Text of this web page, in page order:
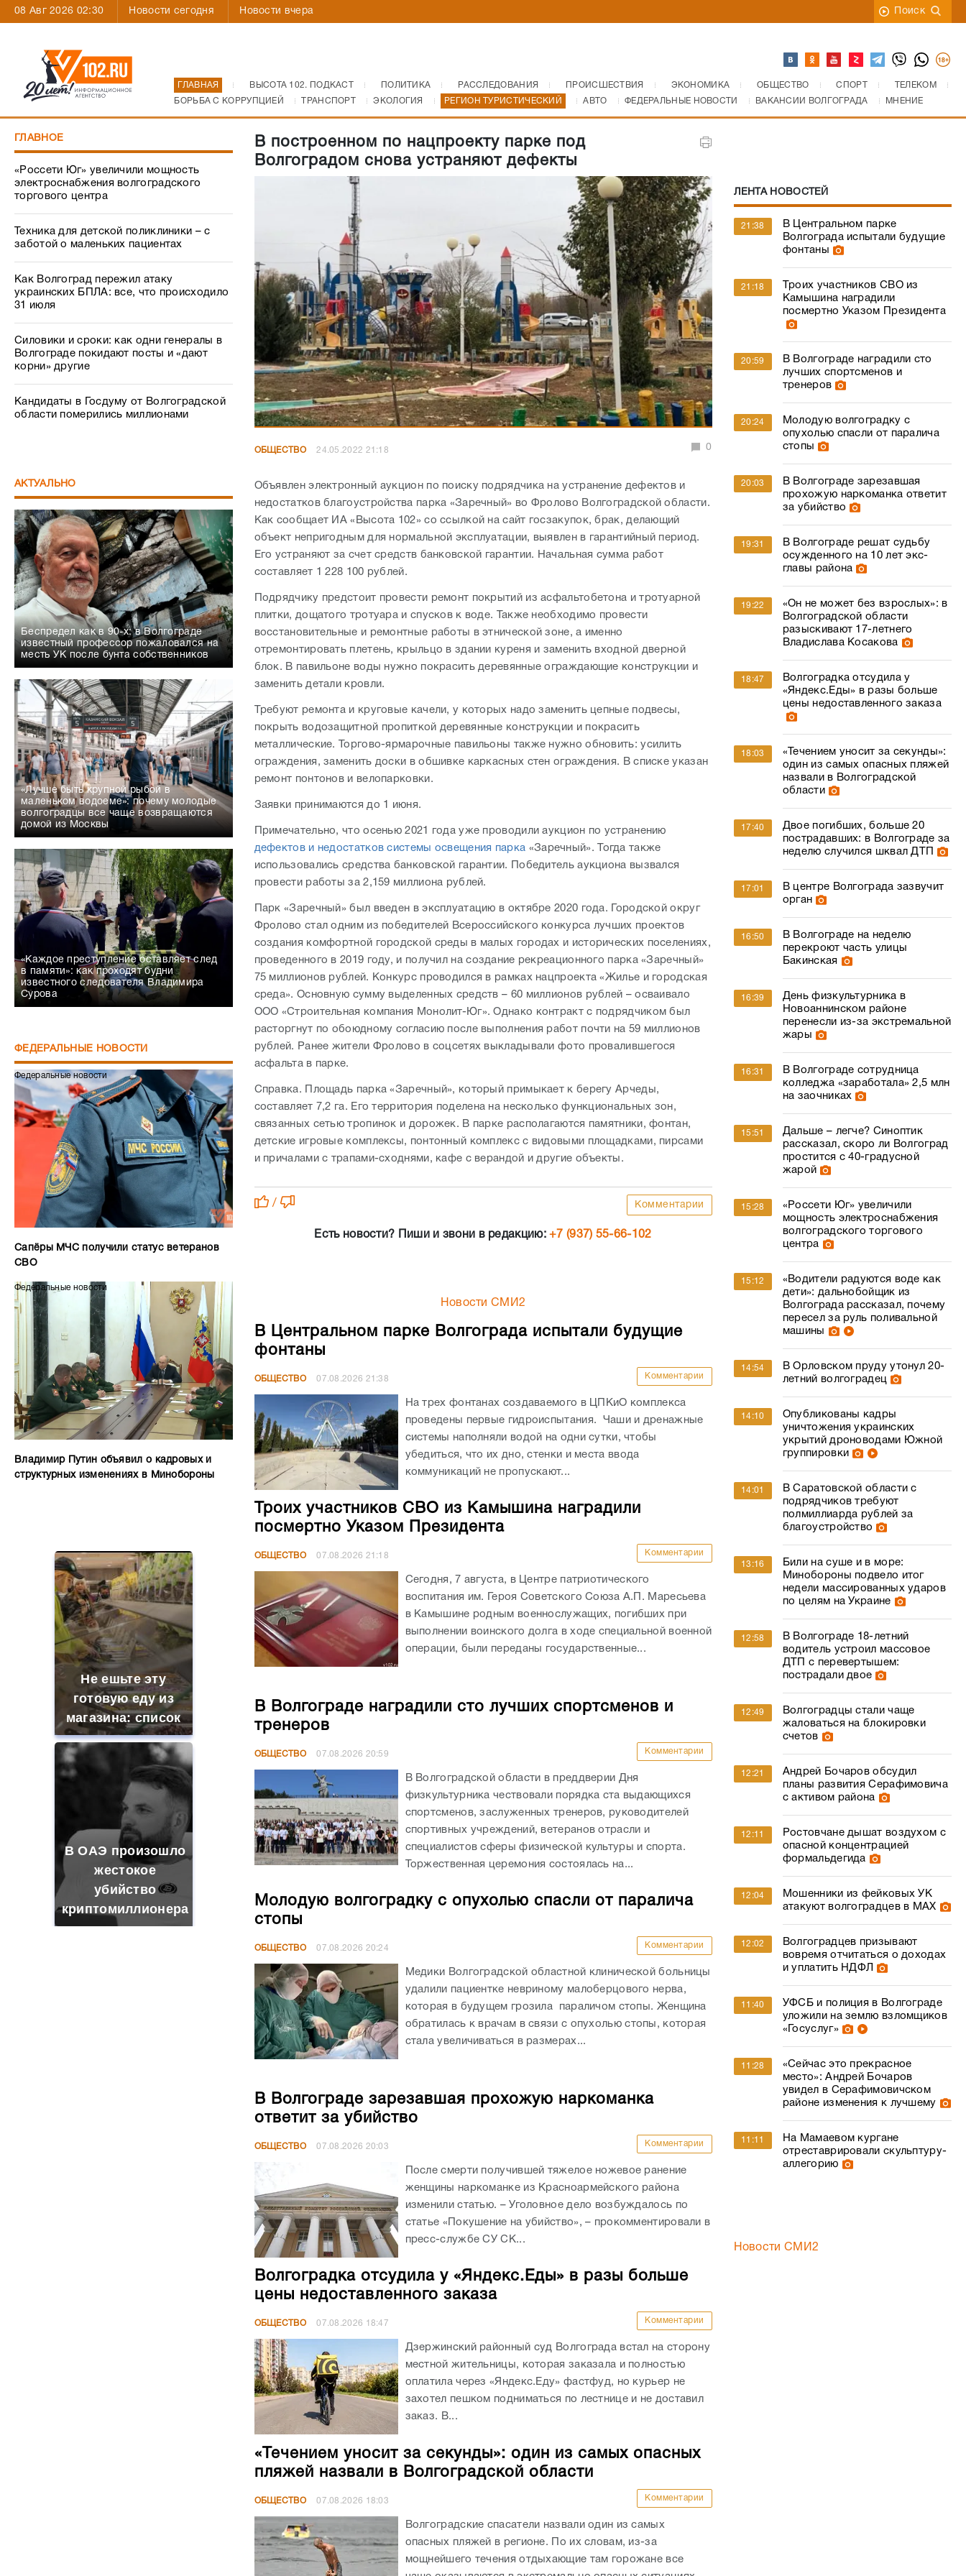
08 Авг 2026 02:30 Новости сегодня Новости вчера Поиск
ГЛАВНАЯ ВЫСОТА 102. ПОДКАСТ ПОЛИТИКА РАССЛЕДОВАНИЯ ПРОИСШЕСТВИЯ ЭКОНОМИКА ОБЩЕСТВО СПОРТ
ТЕЛЕКОМ
БОРЬБА С КОРРУПЦИЕЙ
ТРАНСПОРТ ЭКОЛОГИЯ РЕГИОН ТУРИСТИЧЕСКИЙ АВТО ФЕДЕРАЛЬНЫЕ НОВОСТИ ВАКАНСИИ ВОЛГОГРАДА МНЕНИЕ
ГЛАВНОЕ
«Россети Юг» увеличили мощность
электроснабжения волгоградского
торгового центра
Техника для детской поликлиники – с
заботой о маленьких пациентах
Как Волгоград пережил атаку
украинских БПЛА: все, что происходило
31 июля
Силовики и сроки: как одни генералы в
Волгограде покидают посты и «дают
корни» другие
Кандидаты в Госдуму от Волгоградской
области померились миллионами
АКТУАЛЬНО
Беспредел как в 90-х: в Волгограде
известный профессор пожаловался на
месть УК после бунта собственников
«Лучше быть крупной рыбой в
маленьком водоеме»: почему молодые
волгоградцы все чаще возвращаются
домой из Москвы
«Каждое преступление оставляет след
в памяти»: как проходят будни
известного следователя Владимира
Сурова
ФЕДЕРАЛЬНЫЕ НОВОСТИ
Федеральные новости
Сапёры МЧС получили статус ветеранов
СВО
Федеральные новости
Владимир Путин объявил о кадровых и
структурных изменениях в Минобороны
Не ешьте эту
готовую еду из
магазина: список
В ОАЭ произошло
жестокое
убийство
криптомиллионера
В построенном по нацпроекту парке под
Волгоградом снова устраняют дефекты
ОБЩЕСТВО 24.05.2022 21:18 0
Объявлен электронный аукцион по поиску подрядчика на устранение дефектов и
недостатков благоустройства парка «Заречный» во Фролово Волгоградской области.
Как сообщает ИА «Высота 102» со ссылкой на сайт госзакупок, брак, делающий
объект непригодным для нормальной эксплуатации, выявлен в гарантийный период.
Его устраняют за счет средств банковской гарантии. Начальная сумма работ
составляет 1 228 100 рублей.
Подрядчику предстоит провести ремонт покрытий из асфальтобетона и тротуарной
плитки, дощатого тротуара и спусков к воде. Также необходимо провести
восстановительные и ремонтные работы в этнической зоне, а именно
отремонтировать плетень, крыльцо в здании куреня и заменить входной дверной
блок. В павильоне воды нужно покрасить деревянные ограждающие конструкции и
заменить детали кровли.
Требуют ремонта и круговые качели, у которых надо заменить цепные подвесы,
покрыть водозащитной пропиткой деревянные конструкции и покрасить
металлические. Торгово-ярмарочные павильоны также нужно обновить: усилить
ограждения, заменить доски в обшивке каркасных стен ограждения. В списке указан
ремонт понтонов и велопарковки.
Заявки принимаются до 1 июня.
Примечательно, что осенью 2021 года уже проводили аукцион по устранению
дефектов и недостатков системы освещения парка «Заречный». Тогда также
использовались средства банковской гарантии. Победитель аукциона вызвался
провести работы за 2,159 миллиона рублей.
Парк «Заречный» был введен в эксплуатацию в октябре 2020 года. Городской округ
Фролово стал одним из победителей Всероссийского конкурса лучших проектов
создания комфортной городской среды в малых городах и исторических поселениях,
проведенного в 2019 году, и получил на создание рекреационного парка «Заречный»
75 миллионов рублей. Конкурс проводился в рамках нацпроекта «Жилье и городская
среда». Основную сумму выделенных средств – 60 миллионов рублей – осваивало
ООО «Строительная компания Монолит-Юг». Однако контракт с подрядчиком был
расторгнут по обоюдному согласию после выполнения работ почти на 59 миллионов
рублей. Ранее жители Фролово в соцсетях выкладывали фото провалившегося
асфальта в парке.
Справка. Площадь парка «Заречный», который примыкает к берегу Арчеды,
составляет 7,2 га. Его территория поделена на несколько функциональных зон,
связанных сетью тропинок и дорожек. В парке располагаются памятники, фонтан,
детские игровые комплексы, понтонный комплекс с видовыми площадками, пирсами
и причалами с трапами-сходнями, кафе с верандой и другие объекты.
/ Комментарии
Есть новости? Пиши и звони в редакцию:+7 (937) 55-66-102
Новости СМИ2
В Центральном парке Волгограда испытали будущие
фонтаны
ОБЩЕСТВО 07.08.2026 21:38 Комментарии
На трех фонтанах создаваемого в ЦПКиО комплекса
проведены первые гидроиспытания. Чаши и дренажные
системы наполняли водой на одни сутки, чтобы
убедиться, что их дно, стенки и места ввода
коммуникаций не пропускают...
Троих участников СВО из Камышина наградили
посмертно Указом Президента
ОБЩЕСТВО 07.08.2026 21:18 Комментарии
Сегодня, 7 августа, в Центре патриотического
воспитания им. Героя Советского Союза А.П. Маресьева
в Камышине родным военнослужащих, погибших при
выполнении воинского долга в ходе специальной военной
операции, были переданы государственные...
В Волгограде наградили сто лучших спортсменов и
тренеров
ОБЩЕСТВО 07.08.2026 20:59 Комментарии
В Волгоградской области в преддверии Дня
физкультурника чествовали порядка ста выдающихся
спортсменов, заслуженных тренеров, руководителей
спортивных учреждений, ветеранов отрасли и
специалистов сферы физической культуры и спорта.
Торжественная церемония состоялась на...
Молодую волгоградку с опухолью спасли от паралича
стопы
ОБЩЕСТВО 07.08.2026 20:24 Комментарии
Медики Волгоградской областной клинической больницы
удалили пациентке невриному малоберцового нерва,
которая в будущем грозила параличом стопы. Женщина
обратилась к врачам в связи с опухолью стопы, которая
стала увеличиваться в размерах...
В Волгограде зарезавшая прохожую наркоманка
ответит за убийство
ОБЩЕСТВО 07.08.2026 20:03 Комментарии
После смерти получившей тяжелое ножевое ранение
женщины наркоманке из Красноармейского района
изменили статью. – Уголовное дело возбуждалось по
статье «Покушение на убийство», – прокомментировали в
пресс-службе СУ СК...
Волгоградка отсудила у «Яндекс.Еды» в разы больше
цены недоставленного заказа
ОБЩЕСТВО 07.08.2026 18:47 Комментарии
Дзержинский районный суд Волгограда встал на сторону
местной жительницы, которая заказала и полностью
оплатила через «Яндекс.Еду» фастфуд, но курьер не
захотел пешком подниматься по лестнице и не доставил
заказ. В...
«Течением уносит за секунды»: один из самых опасных
пляжей назвали в Волгоградской области
ОБЩЕСТВО 07.08.2026 18:03 Комментарии
Волгоградские спасатели назвали один из самых
опасных пляжей в регионе. По их словам, из-за
мощнейшего течения отдыхающие там горожане все
ЛЕНТА НОВОСТЕЙ
21:38
В Центральном парке
Волгограда испытали будущие
фонтаны
21:18
Троих участников СВО из
Камышина наградили
посмертно Указом Президента
20:59
В Волгограде наградили сто
лучших спортсменов и
тренеров
20:24
Молодую волгоградку с
опухолью спасли от паралича
стопы
20:03
В Волгограде зарезавшая
прохожую наркоманка ответит
за убийство
19:31
В Волгограде решат судьбу
осужденного на 10 лет экс-
главы района
19:22
«Он не может без взрослых»: в
Волгоградской области
разыскивают 17-летнего
Владислава Косакова
18:47
Волгоградка отсудила у
«Яндекс.Еды» в разы больше
цены недоставленного заказа
18:03
«Течением уносит за секунды»:
один из самых опасных пляжей
назвали в Волгоградской
области
17:40
Двое погибших, больше 20
пострадавших: в Волгограде за
неделю случился шквал ДТП
17:01
В центре Волгограда зазвучит
орган
16:50
В Волгограде на неделю
перекроют часть улицы
Бакинская
16:39
День физкультурника в
Новоаннинском районе
перенесли из-за экстремальной
жары
16:31
В Волгограде сотрудница
колледжа «заработала» 2,5 млн
на заочниках
15:51
Дальше – легче? Синоптик
рассказал, скоро ли Волгоград
простится с 40-градусной
жарой
15:28
«Россети Юг» увеличили
мощность электроснабжения
волгоградского торгового
центра
15:12
«Водители радуются воде как
дети»: дальнобойщик из
Волгограда рассказал, почему
пересел за руль поливальной
машины
14:54
В Орловском пруду утонул 20-
летний волгоградец
14:10
Опубликованы кадры
уничтожения украинских
укрытий дроноводами Южной
группировки
14:01
В Саратовской области с
подрядчиков требуют
полмиллиарда рублей за
благоустройство
13:16
Били на суше и в море:
Минобороны подвело итог
недели массированных ударов
по целям на Украине
12:58
В Волгограде 18-летний
водитель устроил массовое
ДТП с перевертышем:
пострадали двое
12:49
Волгоградцы стали чаще
жаловаться на блокировки
счетов
12:21
Андрей Бочаров обсудил
планы развития Серафимовича
с активом района
12:11
Ростовчане дышат воздухом с
опасной концентрацией
формальдегида
12:04
Мошенники из фейковых УК
атакуют волгоградцев в МАХ
12:02
Волгоградцев призывают
вовремя отчитаться о доходах
и уплатить НДФЛ
11:40
УФСБ и полиция в Волгограде
уложили на землю взломщиков
«Госуслуг»
11:28
«Сейчас это прекрасное
место»: Андрей Бочаров
увидел в Серафимовичском
районе изменения к лучшему
11:11
На Мамаевом кургане
отреставрировали скульптуру-
аллегорию
Новости СМИ2